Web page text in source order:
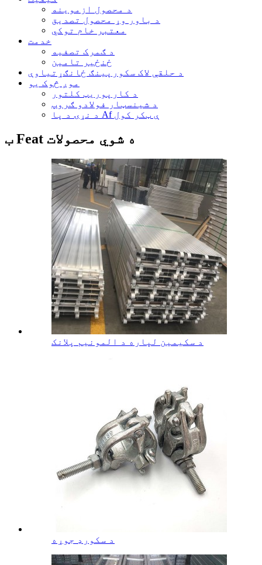
د محصول ازموینه
د باور وړ محصول تصدیق
معتبر خام توکي
خدمت
د ګمرک تصفیه
ځنځیر تامین
د حلقې لاک سکورپینګ ځانګړتیاوې
موږ څوک یو
د کارپوریټ کلتور
د شینسټار فولادو ګروپ
د نړۍ د پا Af ې ټکر کول
ب Feat ه شوي محصولات
د سکیمین لپاره د المونیم پلانک
د سکورډ جوړه